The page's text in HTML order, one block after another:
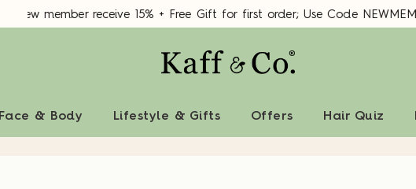
New member receive 15% + Free Gift for first order; Use Code NEWMEM
Face & Body Lifestyle & Gifts Offers Hair Quiz